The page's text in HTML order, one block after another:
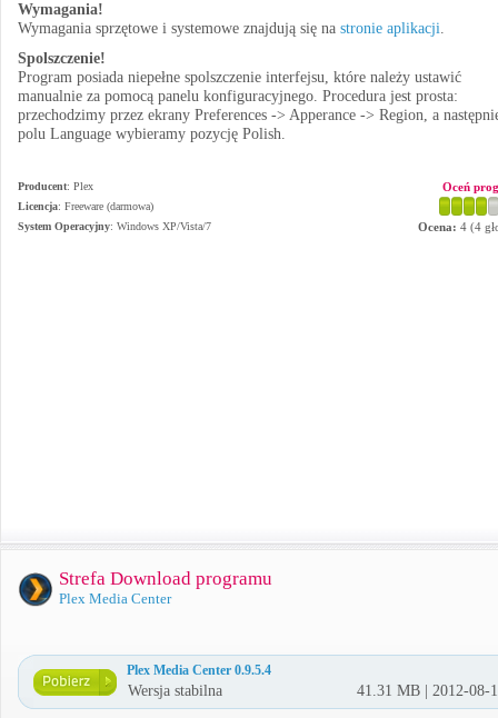
Wymagania!
Wymagania sprzętowe i systemowe znajdują się na stronie aplikacji.
Spolszczenie!
Program posiada niepełne spolszczenie interfejsu, które należy ustawić
manualnie za pomocą panelu konfiguracyjnego. Procedura jest prosta:
przechodzimy przez ekrany Preferences -> Apperance -> Region, a
polu Language wybieramy pozycję Polish.
Producent: Plex
Licencja: Freeware (darmowa)
System Operacyjny: Windows XP/Vista/7
Oceń
Ocena: 4 (4
Strefa Download programu
Plex Media Center
Plex Media Center 0.9.5.4
Wersja stabilna 41.31 MB | 2012-08-